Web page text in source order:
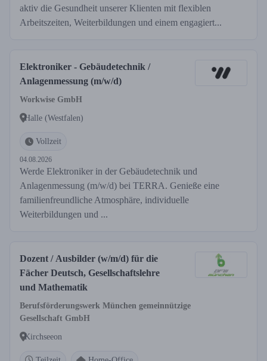
aktiv die Gesundheit unserer Klienten mit flexiblen
Arbeitszeiten, Weiterbildungen und einem engagiert...
Elektroniker - Gebäudetechnik /
Anlagenmessung (m/w/d)
Workwise GmbH
Halle (Westfalen)
Vollzeit
04.08.2026
Werde Elektroniker in der Gebäudetechnik und
Anlagenmessung (m/w/d) bei TERRA. Genieße eine
familienfreundliche Atmosphäre, individuelle
Weiterbildungen und ...
Dozent / Ausbilder (w/m/d) für die
Fächer Deutsch, Gesellschaftslehre
und Mathematik
Berufsförderungswerk München gemeinnützige
Gesellschaft GmbH
Kirchseeon